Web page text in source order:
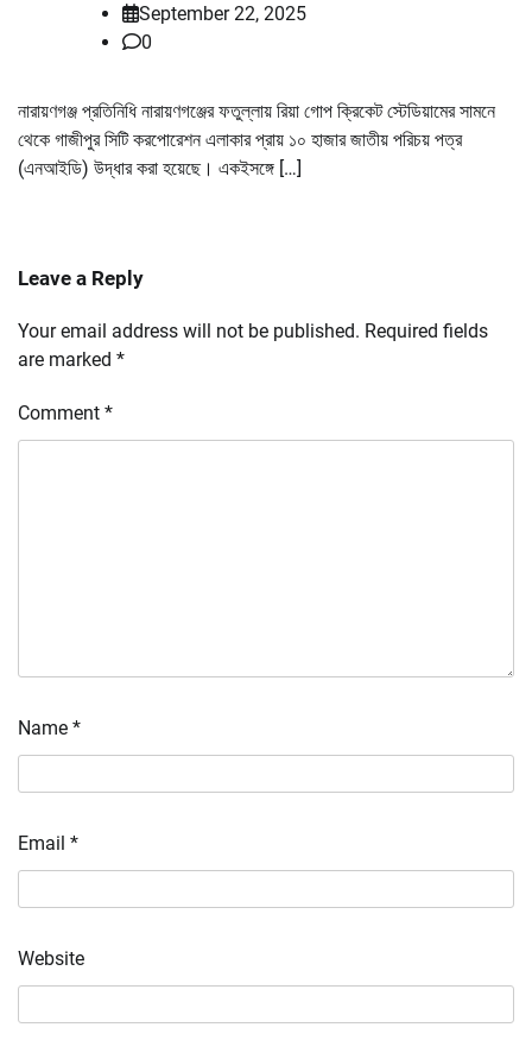
September 22, 2025
0
নারায়ণগঞ্জ প্রতিনিধি নারায়ণগঞ্জের ফতুল্লায় রিয়া গোপ ক্রিকেট স্টেডিয়ামের সামনে
থেকে গাজীপুর সিটি করপোরেশন এলাকার প্রায় ১০ হাজার জাতীয় পরিচয় পত্র
(এনআইডি) উদ্ধার করা হয়েছে। একইসঙ্গে […]
Leave a Reply
Your email address will not be published. Required fields
are marked *
Comment *
Name *
Email *
Website